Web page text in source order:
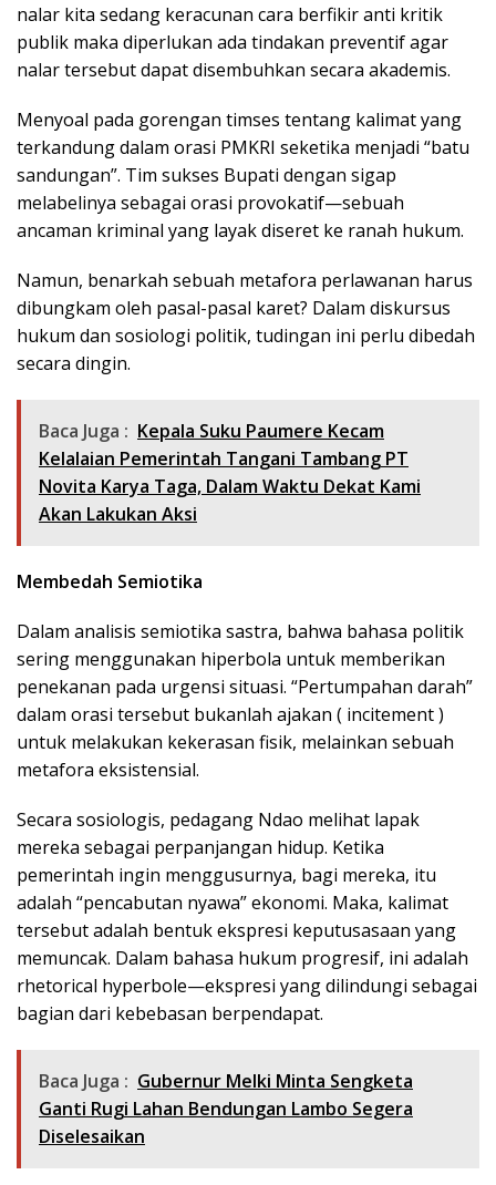
nalar kita sedang keracunan cara berfikir anti kritik
publik maka diperlukan ada tindakan preventif agar
nalar tersebut dapat disembuhkan secara akademis.
Menyoal pada gorengan timses tentang kalimat yang
terkandung dalam orasi PMKRI seketika menjadi “batu
sandungan”. Tim sukses Bupati dengan sigap
melabelinya sebagai orasi provokatif—sebuah
ancaman kriminal yang layak diseret ke ranah hukum.
Namun, benarkah sebuah metafora perlawanan harus
dibungkam oleh pasal-pasal karet? Dalam diskursus
hukum dan sosiologi politik, tudingan ini perlu dibedah
secara dingin.
Baca Juga : Kepala Suku Paumere Kecam
Kelalaian Pemerintah Tangani Tambang PT
Novita Karya Taga, Dalam Waktu Dekat Kami
Akan Lakukan Aksi
Membedah Semiotika
Dalam analisis semiotika sastra, bahwa bahasa politik
sering menggunakan hiperbola untuk memberikan
penekanan pada urgensi situasi. “Pertumpahan darah”
dalam orasi tersebut bukanlah ajakan ( incitement )
untuk melakukan kekerasan fisik, melainkan sebuah
metafora eksistensial.
Secara sosiologis, pedagang Ndao melihat lapak
mereka sebagai perpanjangan hidup. Ketika
pemerintah ingin menggusurnya, bagi mereka, itu
adalah “pencabutan nyawa” ekonomi. Maka, kalimat
tersebut adalah bentuk ekspresi keputusasaan yang
memuncak. Dalam bahasa hukum progresif, ini adalah
rhetorical hyperbole—ekspresi yang dilindungi sebagai
bagian dari kebebasan berpendapat.
Baca Juga : Gubernur Melki Minta Sengketa
Ganti Rugi Lahan Bendungan Lambo Segera
Diselesaikan